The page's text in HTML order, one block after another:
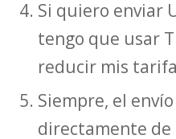
Si quiero enviar
tengo que usar
reducir mis
Siempre, el
directamente de